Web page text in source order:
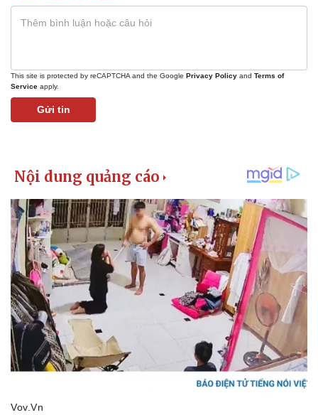
This site is protected by reCAPTCHA and the Google Privacy Policy and Terms of
Service apply.
Gửi tin